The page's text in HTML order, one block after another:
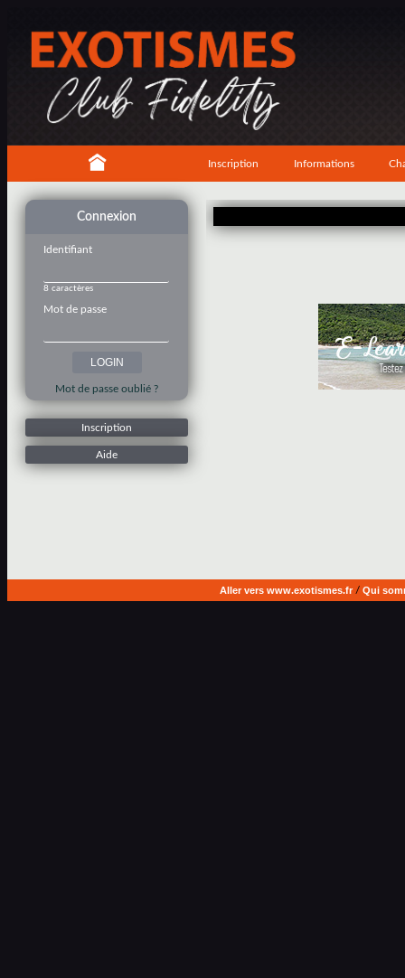
Inscription Informations
Connexion
Identifiant
8 caractères
Mot de passe
Mot de passe oublié ?
Inscription
Aide
Aller vers www.exotismes.fr/ Qui